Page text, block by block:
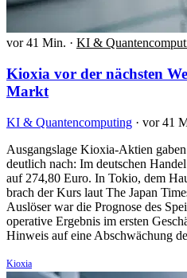
vor 41 Min. · KI &
Kioxia vor der nächsten
Markt
KI & Quantencomputing · vor 41
Ausgangslage Kioxia-Aktien
deutlich nach: Im deutschen
auf 274,80 Euro. In Tokio, dem
brach der Kurs laut The Japan
Auslöser war die Prognose des
operative Ergebnis im ersten
Hinweis auf eine Abschwächung
Kioxia